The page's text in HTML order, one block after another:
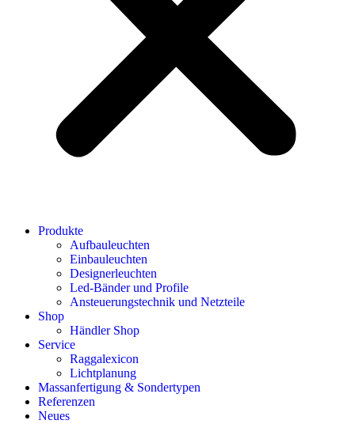
Produkte
Aufbauleuchten
Einbauleuchten
Designerleuchten
Led-Bänder und Profile
Ansteuerungstechnik und Netzteile
Shop
Händler Shop
Service
Raggalexicon
Lichtplanung
Massanfertigung & Sondertypen
Referenzen
Neues